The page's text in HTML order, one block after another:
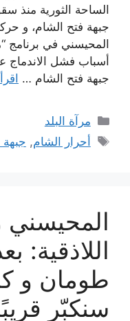
الساحة الثورية منذ
جبهة فتح الشام، و
المحيسني في برنامج
أسباب فشل الاندماج
جبهة فتح الشام …
التصنيفات
مرآة البلد
الوسوم
أحرار الشام, جبهة
اللاذقية:
طومان و
سنكبّر